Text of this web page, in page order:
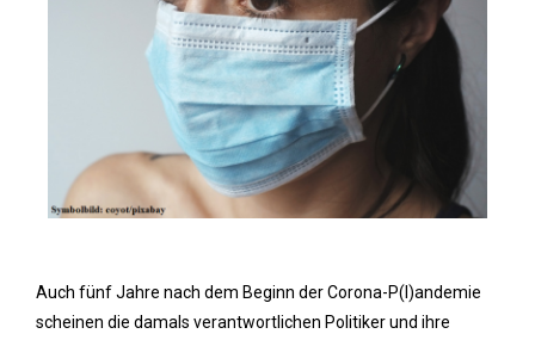
Auch fünf Jahre nach dem Beginn der Corona-P(l)andemie
scheinen die damals verantwortlichen Politiker und ihre